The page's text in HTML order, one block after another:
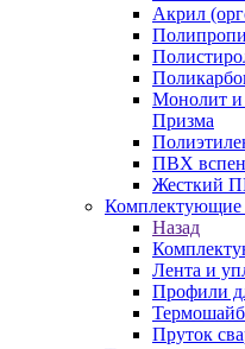
Акрил
Монолит и
Призма
ПВХ
Жесткий
Комплектующие
Назад
Лента и
Профили
Пруток